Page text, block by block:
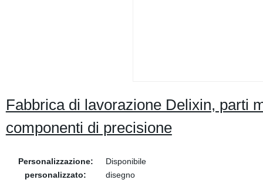
Fabbrica di lavorazione Delixin, parti
componenti di precisione
Personalizzazione:
Disponibile
personalizzato:
disegno